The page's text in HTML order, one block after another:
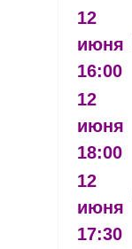
12
июня
16:00
12
июня
18:00
12
июня
17:30